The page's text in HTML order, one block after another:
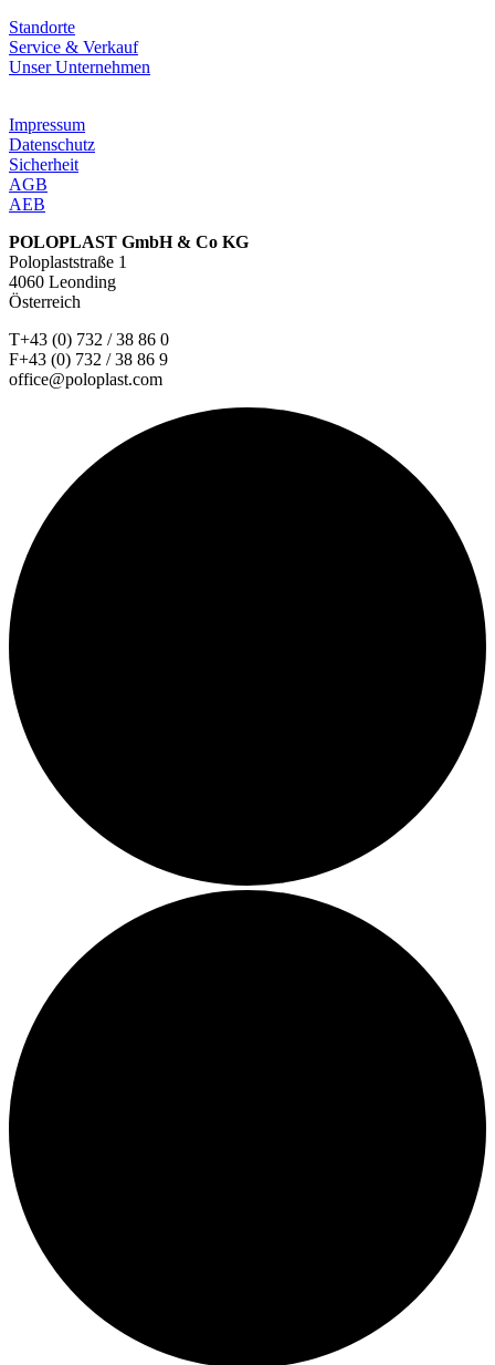
Standorte
Service & Verkauf
Unser Unternehmen
Impressum
Datenschutz
Sicherheit
AGB
AEB
POLOPLAST GmbH & Co KG
Poloplaststraße 1
4060 Leonding
Österreich
T+43 (0) 732 / 38 86 0
F+43 (0) 732 / 38 86 9
office@poloplast.com